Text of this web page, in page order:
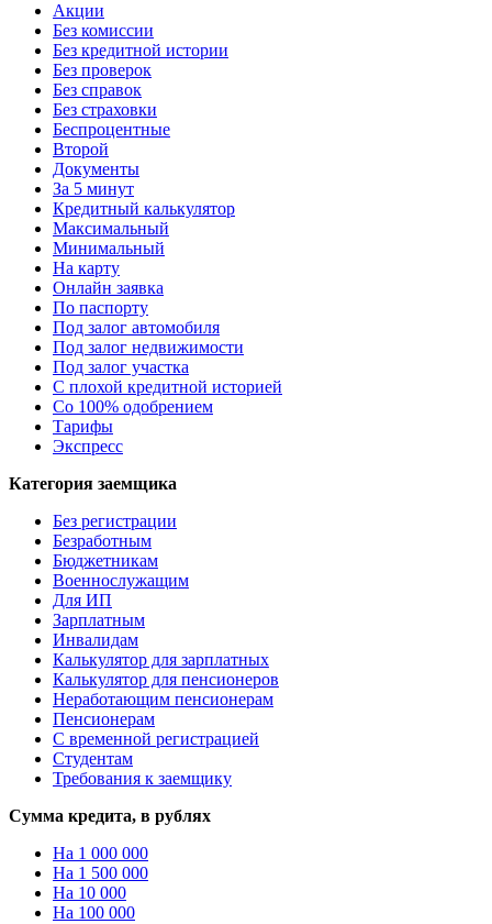
Акции
Без комиссии
Без кредитной истории
Без проверок
Без справок
Без страховки
Беспроцентные
Второй
Документы
За 5 минут
Кредитный калькулятор
Максимальный
Минимальный
На карту
Онлайн заявка
По паспорту
Под залог автомобиля
Под залог недвижимости
Под залог участка
С плохой кредитной историей
Со 100% одобрением
Тарифы
Экспресс
Категория заемщика
Без регистрации
Безработным
Бюджетникам
Военнослужащим
Для ИП
Зарплатным
Инвалидам
Калькулятор для зарплатных
Калькулятор для пенсионеров
Неработающим пенсионерам
Пенсионерам
С временной регистрацией
Студентам
Требования к заемщику
Сумма кредита, в рублях
На 1 000 000
На 1 500 000
На 10 000
На 100 000